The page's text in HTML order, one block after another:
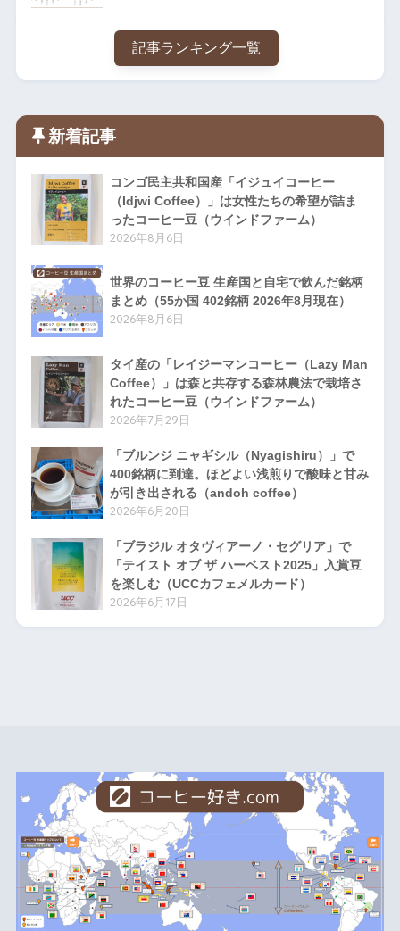
記事ランキング一覧
新着記事
コンゴ民主共和国産「イジュイコーヒー
（Idjwi Coffee）」は女性たちの希望が詰ま
ったコーヒー豆（ウインドファーム）
2026年8月6日
世界のコーヒー豆 生産国と自宅で飲んだ銘柄
まとめ（55か国 402銘柄 2026年8月現在）
2026年8月6日
タイ産の「レイジーマンコーヒー（Lazy Man
Coffee）」は森と共存する森林農法で栽培さ
れたコーヒー豆（ウインドファーム）
2026年7月29日
「ブルンジ ニャギシル（Nyagishiru）」で
400銘柄に到達。ほどよい浅煎りで酸味と甘み
が引き出される（andoh coffee）
2026年6月20日
「ブラジル オタヴィアーノ・セグリア」で
「テイスト オブ ザ ハーベスト2025」入賞豆
を楽しむ（UCCカフェメルカード）
2026年6月17日